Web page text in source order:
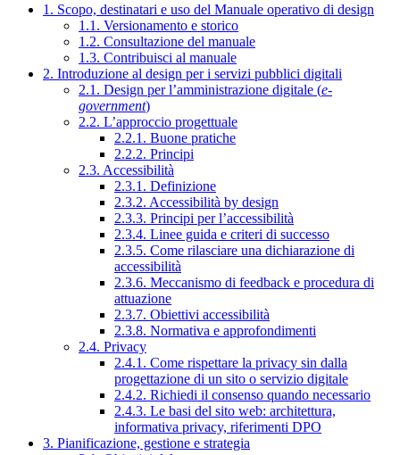
1. Scopo, destinatari e uso del Manuale operativo di design
1.1. Versionamento e storico
1.2. Consultazione del manuale
1.3. Contribuisci al manuale
2. Introduzione al design per i servizi pubblici digitali
2.1. Design per l’amministrazione digitale (e-
government)
2.2. L’approccio progettuale
2.2.1. Buone pratiche
2.2.2. Principi
2.3. Accessibilità
2.3.1. Definizione
2.3.2. Accessibilità by design
2.3.3. Principi per l’accessibilità
2.3.4. Linee guida e criteri di successo
2.3.5. Come rilasciare una dichiarazione di
accessibilità
2.3.6. Meccanismo di feedback e procedura di
attuazione
2.3.7. Obiettivi accessibilità
2.3.8. Normativa e approfondimenti
2.4. Privacy
2.4.1. Come rispettare la privacy sin dalla
progettazione di un sito o servizio digitale
2.4.2. Richiedi il consenso quando necessario
2.4.3. Le basi del sito web: architettura,
informativa privacy, riferimenti DPO
3. Pianificazione, gestione e strategia